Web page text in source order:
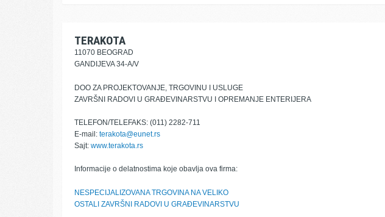
TERAKOTA
11070 BEOGRAD
GANDIJEVA 34-A/V
DOO ZA PROJEKTOVANJE, TRGOVINU I USLUGE
ZAVRŠNI RADOVI U GRAĐEVINARSTVU I OPREMANJE ENTERIJERA
TELEFON/TELEFAKS: (011) 2282-711
E-mail: terakota@eunet.rs
Sajt: www.terakota.rs
Informacije o delatnostima koje obavlja ova firma:
NESPECIJALIZOVANA TRGOVINA NA VELIKO
OSTALI ZAVRŠNI RADOVI U GRAĐEVINARSTVU